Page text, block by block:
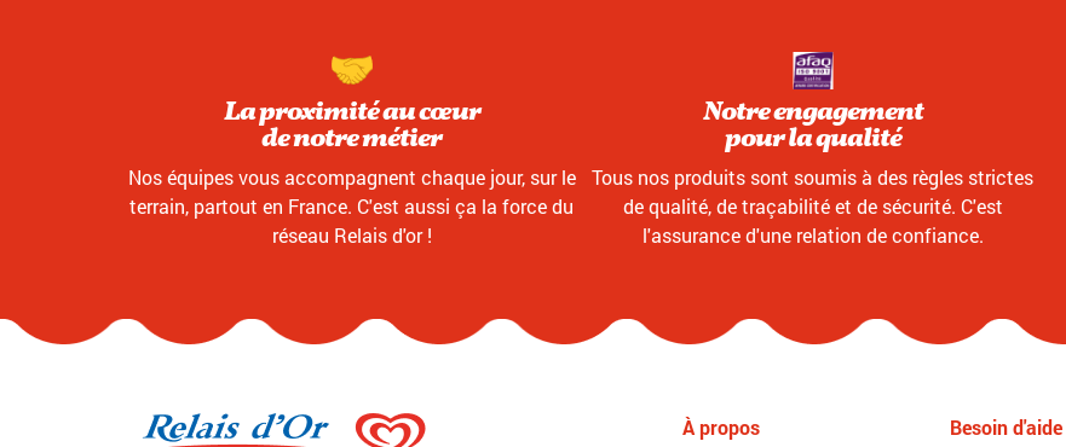
La proximité au cœur
de notre métier
Nos équipes vous accompagnent chaque jour, sur le
terrain, partout en France. C'est aussi ça la force du
réseau Relais d'or !
Notre engagement
pour la qualité
Tous nos produits sont soumis à des règles strictes
de qualité, de traçabilité et de sécurité. C'est
l'assurance d'une relation de confiance.
À propos Besoin d'aide